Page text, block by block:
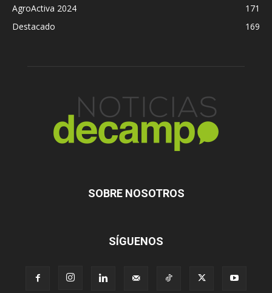
AgroActiva 2024
171
Destacado
169
SOBRE NOSOTROS
SÍGUENOS